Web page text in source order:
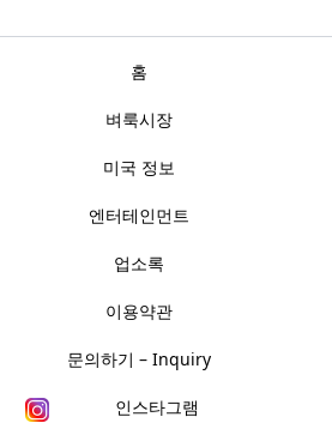
홈
벼룩시장
미국 정보
엔터테인먼트
업소록
이용약관
문의하기 – Inquiry
인스타그램